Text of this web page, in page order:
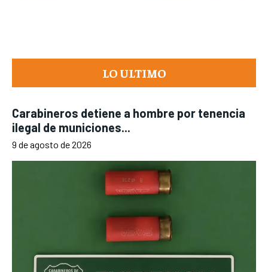
LO ULTIMO
Carabineros detiene a hombre por tenencia
ilegal de municiones...
9 de agosto de 2026